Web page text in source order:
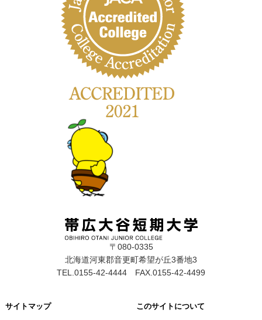
〒080-0335
北海道河東郡音更町希望が丘3番地3
TEL.0155-42-4444 FAX.0155-42-4499
サイトマップ このサイトについて